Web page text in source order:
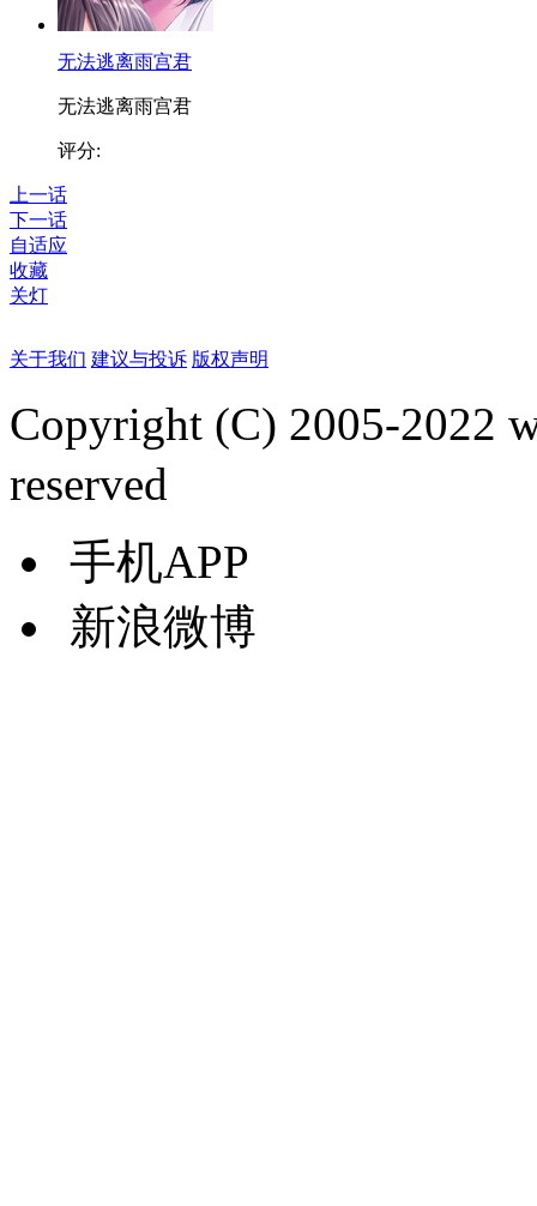
无法逃离雨宫君
无法逃离雨宫君
评分:
上一话
下一话
自适应
收藏
关灯
关于我们 建议与投诉 版权声明
Copyright (C) 2005-2022
reserved
手机APP
新浪微博